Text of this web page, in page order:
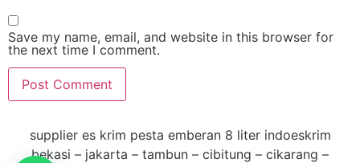
Save my name, email, and website in this browser for
the next time I comment.
supplier es krim pesta emberan 8 liter indoeskrim
bekasi – jakarta – tambun – cibitung – cikarang –